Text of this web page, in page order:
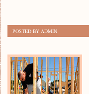
POSTED BY ADMIN